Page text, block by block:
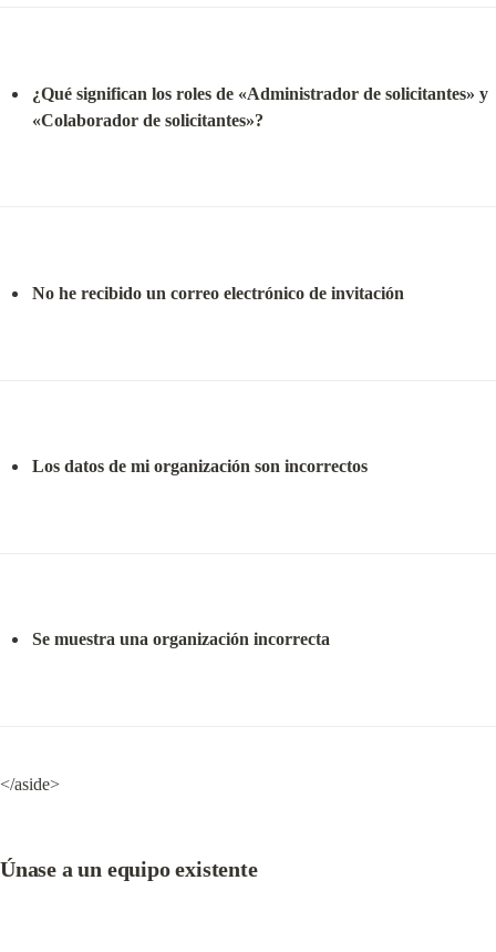
¿Qué significan los roles de «Administrador de solicitantes» y
«Colaborador de solicitantes»?
No he recibido un correo electrónico de invitación
Los datos de mi organización son incorrectos
Se muestra una organización incorrecta
</aside>
Únase a un equipo existente